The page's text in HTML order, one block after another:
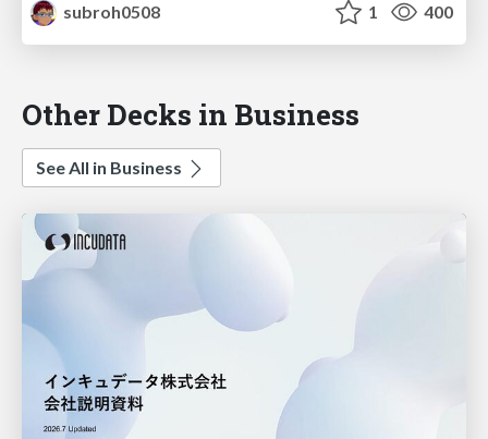
subroh0508
1 400
Other Decks in Business
See All in Business